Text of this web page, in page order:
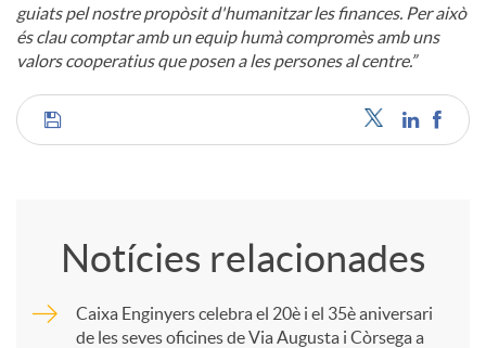
guiats pel nostre propòsit d'humanitzar les finances. Per això
és clau comptar amb un equip humà compromès amb uns
valors cooperatius que posen a les persones al centre.”
C
Notícies relacionades
Caixa Enginyers celebra el 20è i el 35è aniversari
de les seves oficines de Via Augusta i Còrsega a